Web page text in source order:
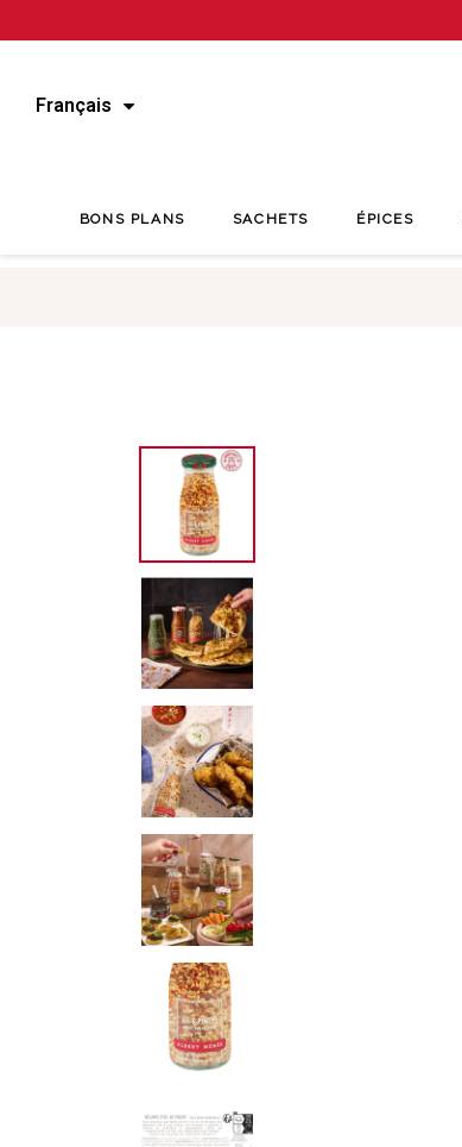
Français
BONS PLANS SACHETS ÉPICES